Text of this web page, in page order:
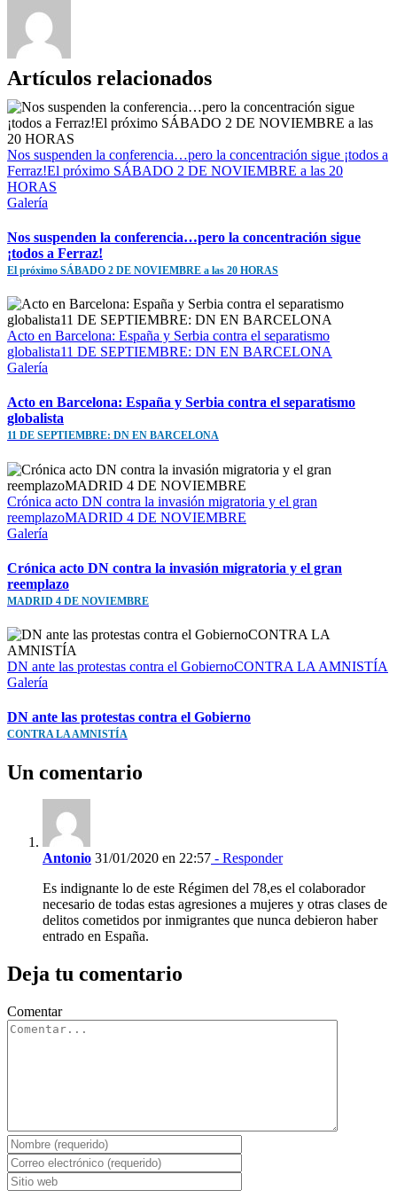
Artículos relacionados
Nos suspenden la conferencia…pero la concentración sigue ¡todos a
Ferraz!El próximo SÁBADO 2 DE NOVIEMBRE a las 20
HORAS
Galería
Nos suspenden la conferencia…pero la concentración sigue
¡todos a Ferraz!
El próximo SÁBADO 2 DE NOVIEMBRE a las 20 HORAS
Acto en Barcelona: España y Serbia contra el separatismo
globalista11 DE SEPTIEMBRE: DN EN BARCELONA
Galería
Acto en Barcelona: España y Serbia contra el separatismo
globalista
11 DE SEPTIEMBRE: DN EN BARCELONA
Crónica acto DN contra la invasión migratoria y el gran
reemplazoMADRID 4 DE NOVIEMBRE
Galería
Crónica acto DN contra la invasión migratoria y el gran
reemplazo
MADRID 4 DE NOVIEMBRE
DN ante las protestas contra el GobiernoCONTRA LA AMNISTÍA
Galería
DN ante las protestas contra el Gobierno
CONTRA LA AMNISTÍA
Un comentario
Antonio 31/01/2020 en 22:57 - Responder
Es indignante lo de este Régimen del 78,es el colaborador
necesario de todas estas agresiones a mujeres y otras clases de
delitos cometidos por inmigrantes que nunca debieron haber
entrado en España.
Deja tu comentario
Comentar